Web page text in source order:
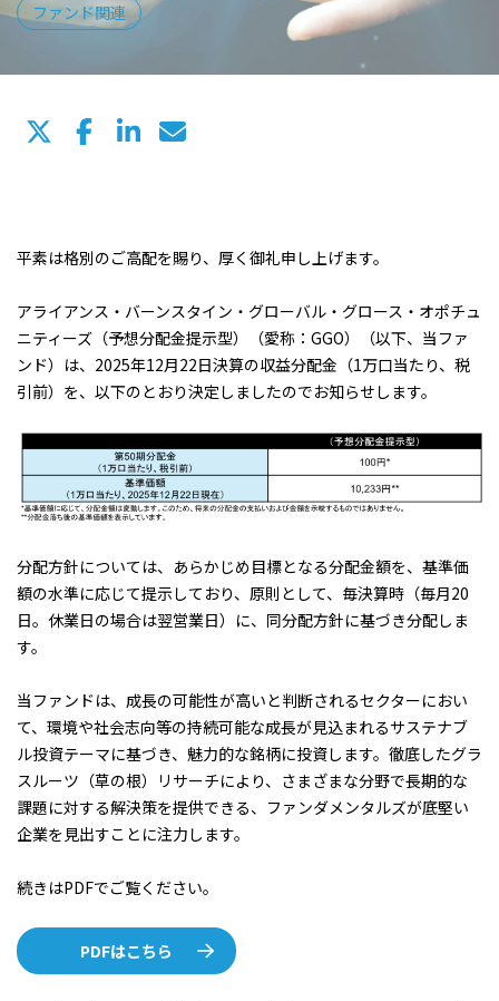
ファンド関連
平素は格別のご高配を賜り、厚く御礼申し上げます。
アライアンス・バーンスタイン・グローバル・グロース・オポチュ
ニティーズ（予想分配金提示型）（愛称：GGO）（以下、当ファ
ンド）は、2025年12月22日決算の収益分配金（1万口当たり、税
引前）を、以下のとおり決定しましたのでお知らせします。
分配方針については、あらかじめ目標となる分配金額を、基準価
額の水準に応じて提示しており、原則として、毎決算時（毎月20
日。休業日の場合は翌営業日）に、同分配方針に基づき分配しま
す。
当ファンドは、成長の可能性が高いと判断されるセクターにおい
て、環境や社会志向等の持続可能な成長が見込まれるサステナブ
ル投資テーマに基づき、魅力的な銘柄に投資します。徹底したグラ
スルーツ（草の根）リサーチにより、さまざまな分野で長期的な
課題に対する解決策を提供できる、ファンダメンタルズが底堅い
企業を見出すことに注力します。
続きはPDFでご覧ください。
PDFはこちら